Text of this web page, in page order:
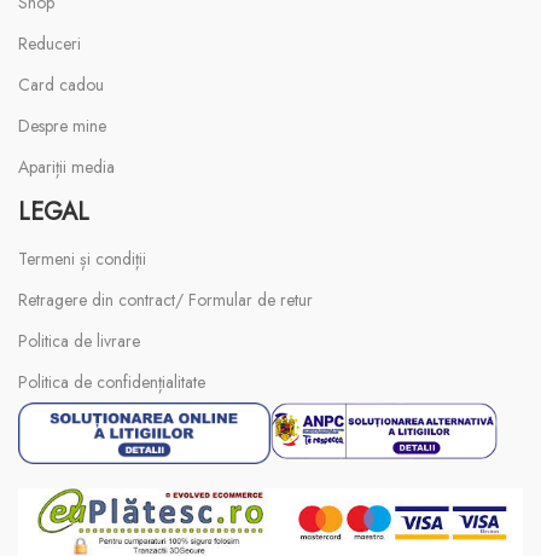
Reduceri
Card cadou
Despre mine
Apariții media
LEGAL
Termeni și condiții
Retragere din contract/ Formular de retur
Politica de livrare
Politica de confidențialitate